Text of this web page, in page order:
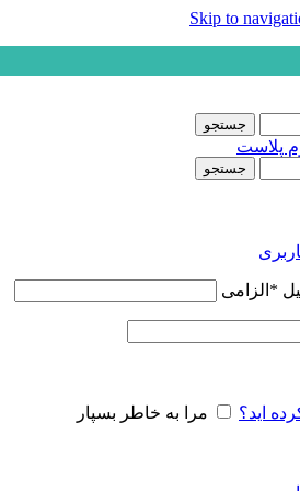
Skip to
جستجو
جستجو
* الزامی
اید؟ مرا به خاطر بسپار